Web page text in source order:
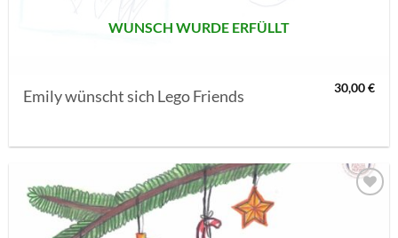
WUNSCH WURDE ERFÜLLT
Emily wünscht sich Lego Friends 30,00€